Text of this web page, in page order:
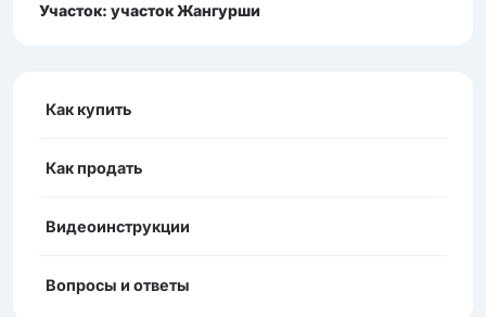
Участок: участок Жангурши
Как купить
Как продать
Видеоинструкции
Вопросы и ответы